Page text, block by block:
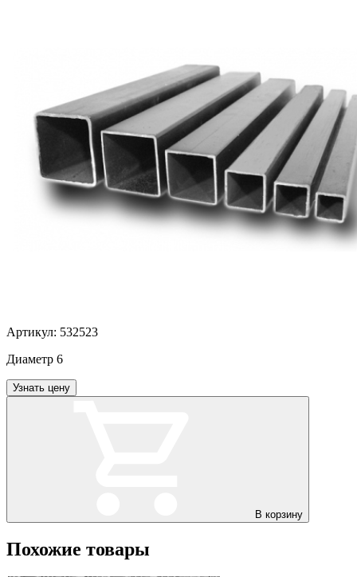
Артикул: 532523
Диаметр 6
Узнать цену
В корзину
Похожие товары